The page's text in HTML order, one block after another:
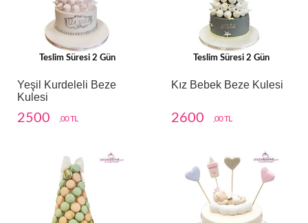
Teslim Süresi 2 Gün
Yeşil Kurdeleli Beze
Kulesi
2500 ,00 TL
Teslim Süresi 2 Gün
Kız Bebek Beze Kulesi
2600 ,00 TL